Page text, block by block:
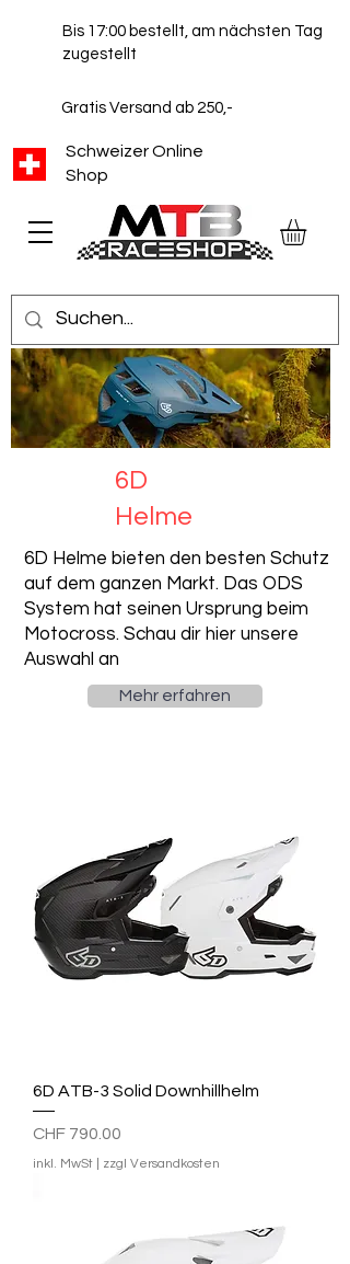
Schweizer Online
Shop
Bis 17:00 bestellt, am nächsten Tag
zugestellt
Gratis Versand ab 250,-
6D
Helme
6D Helme bieten den besten Schutz
auf dem ganzen Markt. Das ODS
System hat seinen Ursprung beim
Motocross. Schau dir hier unsere
Auswahl an
Mehr erfahren
6D ATB-3 Solid Downhillhelm
Preis
CHF 790.00
inkl. MwSt zzgl Versandkosten